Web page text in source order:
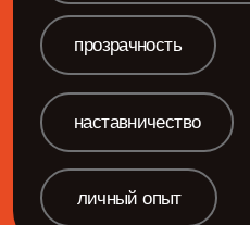
структура и ритм
системная устойчивость
цена ошибок